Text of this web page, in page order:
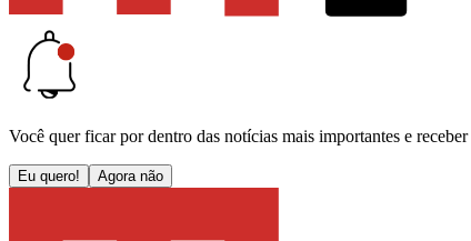
Você quer ficar por dentro das notícias mais importantes e receber
Eu quero! Agora não